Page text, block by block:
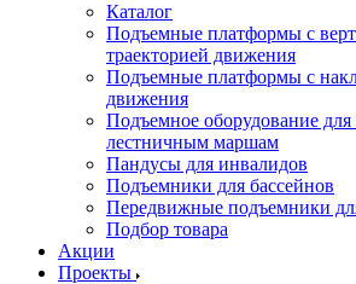
Каталог
Подъемные платформы с
траекторией движения
Подъемные платформы с
движения
Подъемное оборудование
лестничным маршам
Пандусы для инвалидов
Подъемники для бассейнов
Передвижные подъемники
Подбор товара
Акции
Проекты